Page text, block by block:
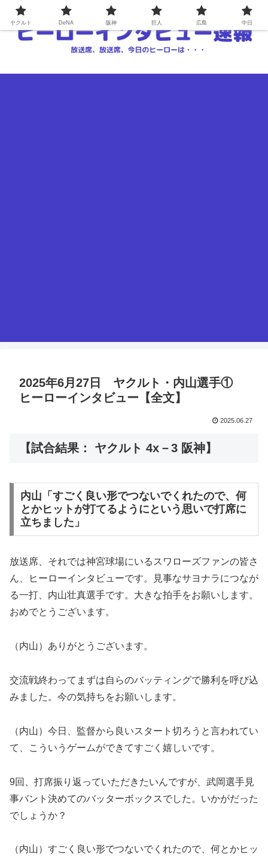
2025年6月27日 ヤクルト・内山選手①
ヒーローインタビュー【全文】
2025.06.27
【試合結果： ヤクルト 4x－3 阪神】
内山「すごく良い形でつないでくれたので、何
とかヒットが打てるようにという思いで打席に
立ちました」
放送席、それでは神宮球場にいるスワローズファンの皆さ
ん、ヒーローインタビューです。見事なサヨナラにつなが
る一打、内山壮真選手です。大きな拍手をお願いします。
おめでとうございます。
（内山）ありがとうございます。
交流戦終わってまずは自らのバッティングで勝利を呼び込
みました。今の気持ちをお願いします。
（内山）今日、監督から良いスタート切ろうと言われてい
て、こういうゲームができてすごく嬉しいです。
9回、打席振り返っていただきたいんですが、武岡選手見
事バント決めてのバッターボックスでした。いかがだった
でしょうか？
（内山）すごく良い形でつないでくれたので、何とかヒッ
ヤクルト DeNA 阪神 巨人 広島 中日